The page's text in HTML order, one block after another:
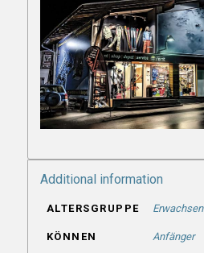
Additional information
ALTERSGRUPPE Erwachsen
KÖNNEN Anfänger